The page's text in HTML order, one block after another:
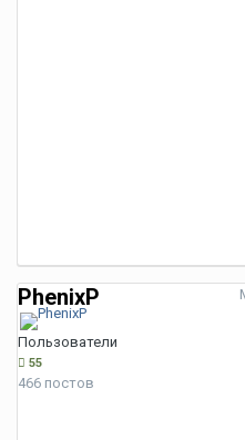
PhenixP
Пользователи
55
466 постов